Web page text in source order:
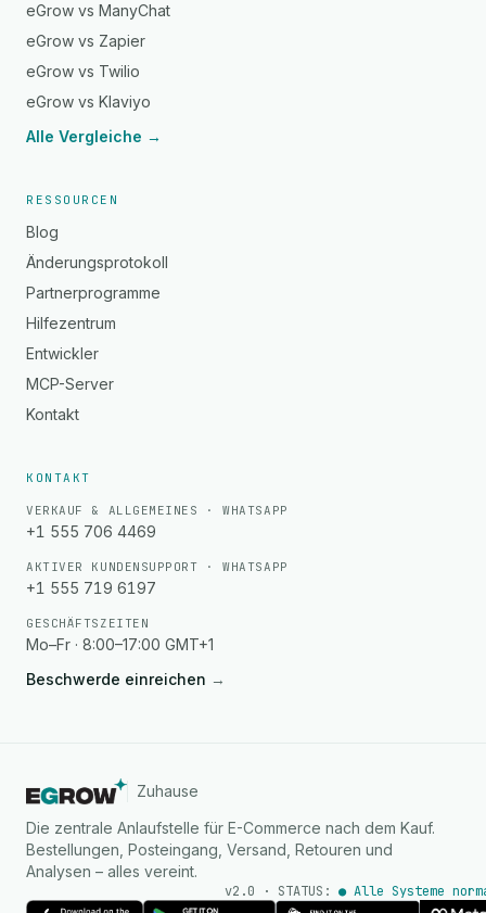
eGrow vs ManyChat
eGrow vs Zapier
eGrow vs Twilio
eGrow vs Klaviyo
Alle Vergleiche →
RESSOURCEN
Blog
Änderungsprotokoll
Partnerprogramme
Hilfezentrum
Entwickler
MCP-Server
Kontakt
KONTAKT
VERKAUF & ALLGEMEINES · WHATSAPP
+1 555 706 4469
AKTIVER KUNDENSUPPORT · WHATSAPP
+1 555 719 6197
GESCHÄFTSZEITEN
Mo–Fr · 8:00–17:00 GMT+1
Beschwerde einreichen →
Zuhause
Die zentrale Anlaufstelle für E-Commerce nach dem Kauf.
Bestellungen, Posteingang, Versand, Retouren und
Analysen – alles vereint.
v2.0 · STATUS: ● Alle Systeme